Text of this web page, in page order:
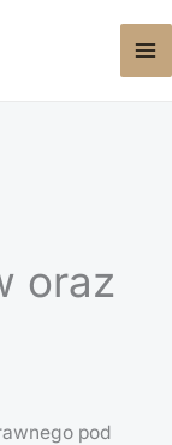
oraz
pod